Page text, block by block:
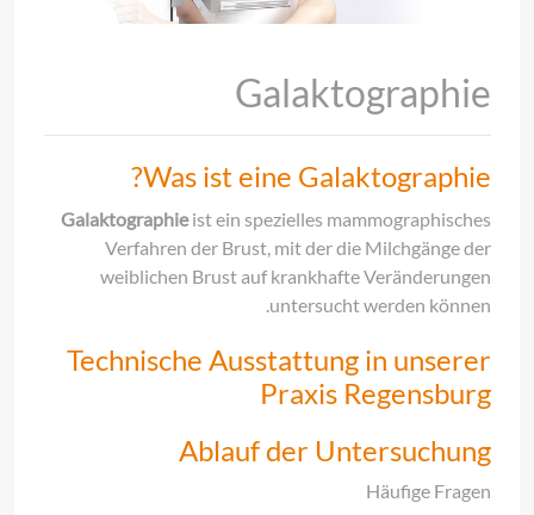
Galaktographie
Was ist eine Galaktographie?
Galaktographieist ein spezielles mammographisches
Verfahren der Brust, mit der die Milchgänge der
weiblichen Brust auf krankhafte Veränderungen
untersucht werden können.
Technische Ausstattung in unserer
Praxis Regensburg
Ablauf der Untersuchung
Häufige Fragen